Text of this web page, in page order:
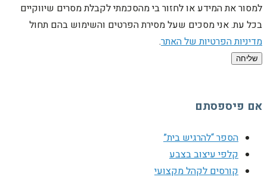
למסור את המידע או לחזור בי מהסכמתי לקבלת מסרים שיווקיים
בכל עת. אני מסכים שעל מסירת הפרטים והשימוש בהם תחול
מדיניות הפרטיות של האתר.
שליחה
אם פיספסתם
הספר “להרגיש בית”
קלפי עיצוב בצבע
קורסים לקהל מקצועי